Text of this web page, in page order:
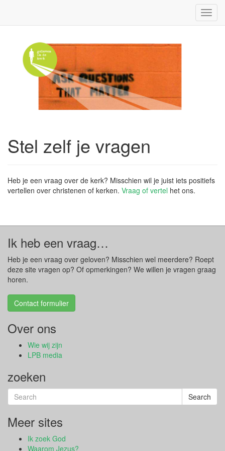
Stel zelf je vragen
Heb je een vraag over de kerk? Misschien wil je juist iets positiefs
vertellen over christenen of kerken. Vraag of vertel het ons.
Ik heb een vraag…
Heb je een vraag over geloven? Misschien wel meerdere? Roept
deze site vragen op? Of opmerkingen? We willen je vragen graag
horen.
Contact formulier
Over ons
Wie wij zijn
LPB media
zoeken
Search
for:
Search
Meer sites
Ik zoek God
Waarom Jezus?